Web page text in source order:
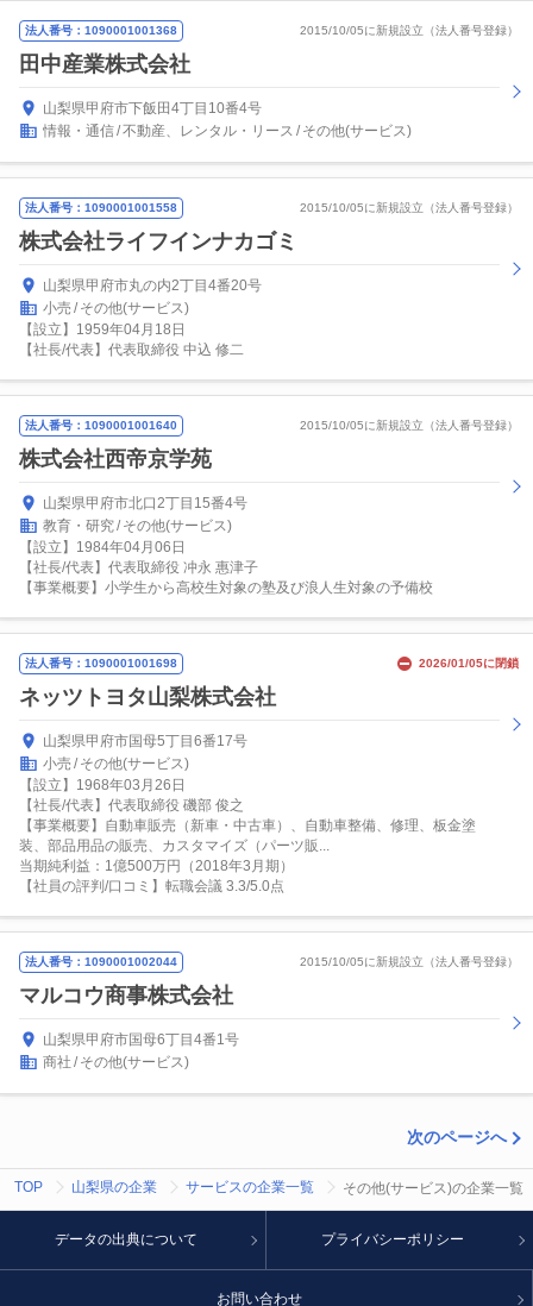
法人番号：1090001001368 2015/10/05に新規設立（法人番号登録）
田中産業株式会社
山梨県甲府市下飯田4丁目10番4号
情報・通信 不動産、レンタル・リース その他(サービス)
法人番号：1090001001558 2015/10/05に新規設立（法人番号登録）
株式会社ライフインナカゴミ
山梨県甲府市丸の内2丁目4番20号
小売
その他(サービス)
【設立】1959年04月18日
【社長/代表】代表取締役 中込 修二
法人番号：1090001001640 2015/10/05に新規設立（法人番号登録）
株式会社西帝京学苑
山梨県甲府市北口2丁目15番4号
教育・研究 その他(サービス)
【設立】1984年04月06日
【社長/代表】代表取締役 冲永 惠津子
【事業概要】小学生から高校生対象の塾及び浪人生対象の予備校
法人番号：1090001001698 2026/01/05に閉鎖
ネッツトヨタ山梨株式会社
山梨県甲府市国母5丁目6番17号
小売
その他(サービス)
【設立】1968年03月26日
【社長/代表】代表取締役 磯部 俊之
【事業概要】自動車販売（新車・中古車）、自動車整備、修理、板金塗
装、部品用品の販売、カスタマイズ（パーツ販...
当期純利益：1億500万円（2018年3月期）
【社員の評判/口コミ】転職会議 3.3/5.0点
法人番号：1090001002044 2015/10/05に新規設立（法人番号登録）
マルコウ商事株式会社
山梨県甲府市国母6丁目4番1号
商社
その他(サービス)
次のページへ
TOP 山梨県の企業 サービスの企業一覧 その他(サービス)の企業一覧
データの出典について プライバシーポリシー
お問い合わせ